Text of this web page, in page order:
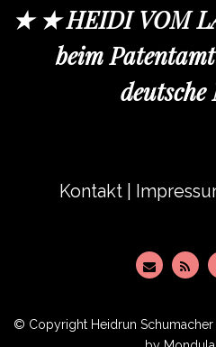
★ ★ HEIDI VOM
beim
deutsche
Kontakt
© Copyright Heidrun Schumacher